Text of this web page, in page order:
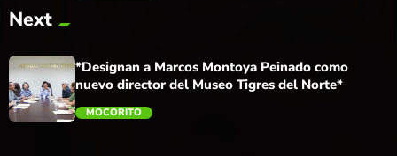
Next
*Designan a Marcos Montoya Peinado como
nuevo director del Museo Tigres del Norte*
MOCORITO